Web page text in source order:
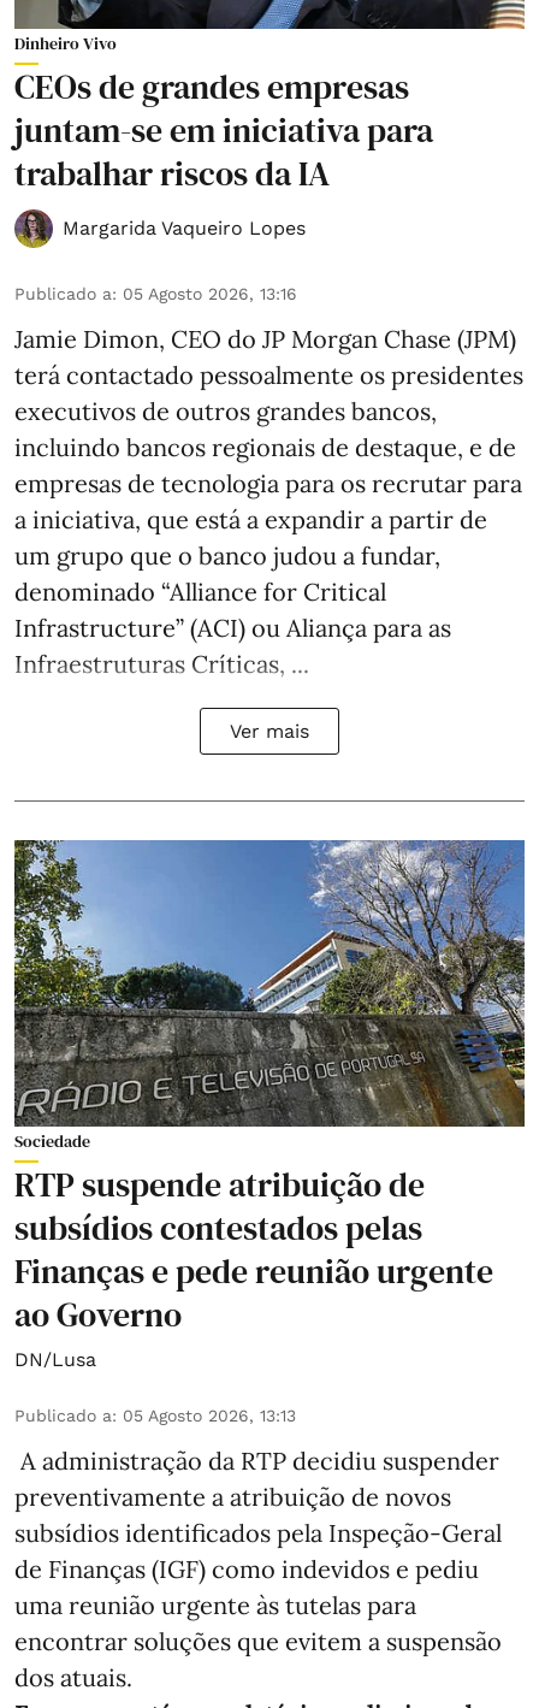
Dinheiro Vivo
CEOs de grandes empresas
juntam-se em iniciativa para
trabalhar riscos da IA
Margarida Vaqueiro Lopes
Publicado a: 05 Agosto 2026, 13:16
Jamie Dimon, CEO do JP Morgan Chase (JPM)
terá contactado pessoalmente os presidentes
executivos de outros grandes bancos,
incluindo bancos regionais de destaque, e de
empresas de tecnologia para os recrutar para
a iniciativa, que está a expandir a partir de
um grupo que o banco judou a fundar,
denominado “Alliance for Critical
Infrastructure” (ACI) ou Aliança para as
Infraestruturas Críticas, ...
Ver mais
Sociedade
RTP suspende atribuição de
subsídios contestados pelas
Finanças e pede reunião urgente
ao Governo
DN/Lusa
Publicado a: 05 Agosto 2026, 13:13
A administração da RTP decidiu suspender
preventivamente a atribuição de novos
subsídios identificados pela Inspeção-Geral
de Finanças (IGF) como indevidos e pediu
uma reunião urgente às tutelas para
encontrar soluções que evitem a suspensão
dos atuais.